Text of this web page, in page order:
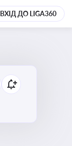
ВХІД ДО LIGA360